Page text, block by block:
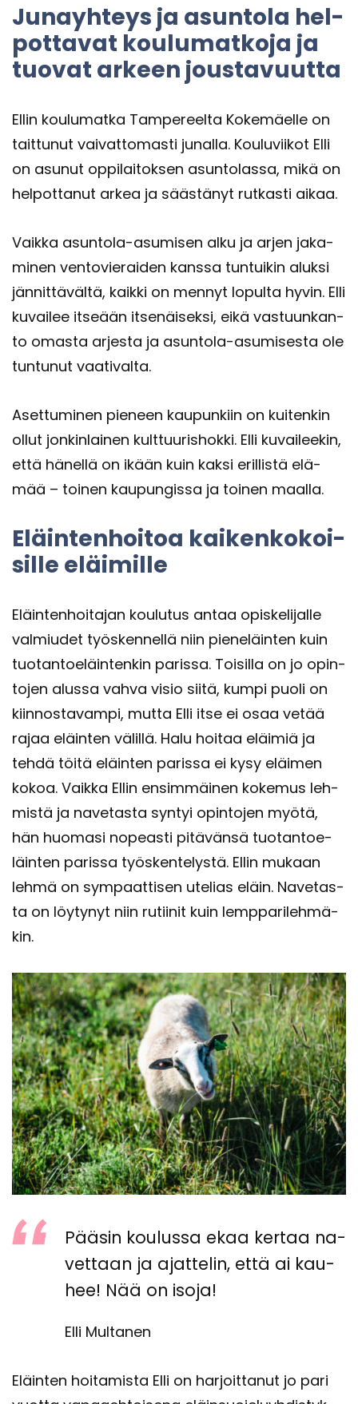
Ju­nayh­teys ja asun­to­la hel­
pot­ta­vat kou­lu­mat­ko­ja ja
tuo­vat ar­keen jous­ta­vuut­ta
Ellin kou­lu­mat­ka Tam­pe­reel­ta Ko­ke­mäel­le on
tait­tu­nut vai­vat­to­mas­ti ju­nal­la. Kou­lu­vii­kot Elli
on asu­nut op­pi­lai­tok­sen asun­to­las­sa, mikä on
hel­pot­ta­nut arkea ja sääs­tä­nyt rut­kas­ti aikaa.
Vaik­ka asuntola-​asumisen alku ja arjen ja­ka­
mi­nen ven­to­vie­rai­den kans­sa tun­tui­kin aluk­si
jän­nit­tä­väl­tä, kaik­ki on men­nyt lo­pul­ta hyvin. Elli
ku­vai­lee it­se­ään it­se­näi­sek­si, eikä vas­tuun­kan­
to omas­ta ar­jes­ta ja asuntola-​asumisesta ole
tun­tu­nut vaa­ti­val­ta.
Aset­tu­mi­nen pie­neen kau­pun­kiin on kui­ten­kin
ollut jon­kin­lai­nen kult­tuu­ris­hok­ki. Elli ku­vai­lee­kin,
että hä­nel­lä on ikään kuin kaksi eril­lis­tä elä­
mää – toi­nen kau­pun­gis­sa ja toi­nen maal­la.
Eläin­ten­hoi­toa kai­ken­ko­koi­
sil­le eläi­mil­le
Eläin­ten­hoi­ta­jan kou­lu­tus antaa opis­ke­li­jal­le
val­miu­det työs­ken­nel­lä niin pie­ne­läin­ten kuin
tuo­tan­toe­läin­ten­kin pa­ris­sa. Toi­sil­la on jo opin­
to­jen alus­sa vahva visio siitä, kumpi puoli on
kiin­nos­ta­vam­pi, mutta Elli itse ei osaa vetää
rajaa eläin­ten vä­lil­lä. Halu hoi­taa eläi­miä ja
tehdä töitä eläin­ten pa­ris­sa ei kysy eläi­men
kokoa. Vaik­ka Ellin en­sim­mäi­nen ko­ke­mus leh­
mis­tä ja na­ve­tas­ta syn­tyi opin­to­jen myötä,
hän huo­ma­si no­peas­ti pi­tä­vän­sä tuo­tan­toe­
läin­ten pa­ris­sa työs­ken­te­lys­tä. Ellin mu­kaan
lehmä on sym­paat­ti­sen ute­lias eläin. Na­ve­tas­
ta on löy­ty­nyt niin ru­tii­nit kuin lemp­pa­ri­leh­mä­
kin.
Pää­sin kou­lus­sa ekaa ker­taa na­
vet­taan ja ajat­te­lin, että ai kau­
hee! Nää on isoja!
Elli Multanen
Eläin­ten hoi­ta­mis­ta Elli on har­joit­ta­nut jo pari